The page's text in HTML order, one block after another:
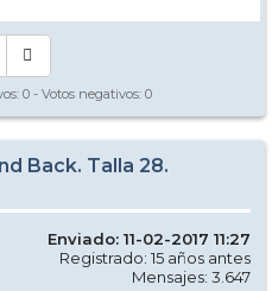
0 - Votos negativos: 0
Back. Talla 28.
Enviado: 11-02-2017 11:27
Registrado: 15 años antes
Mensajes: 3.647